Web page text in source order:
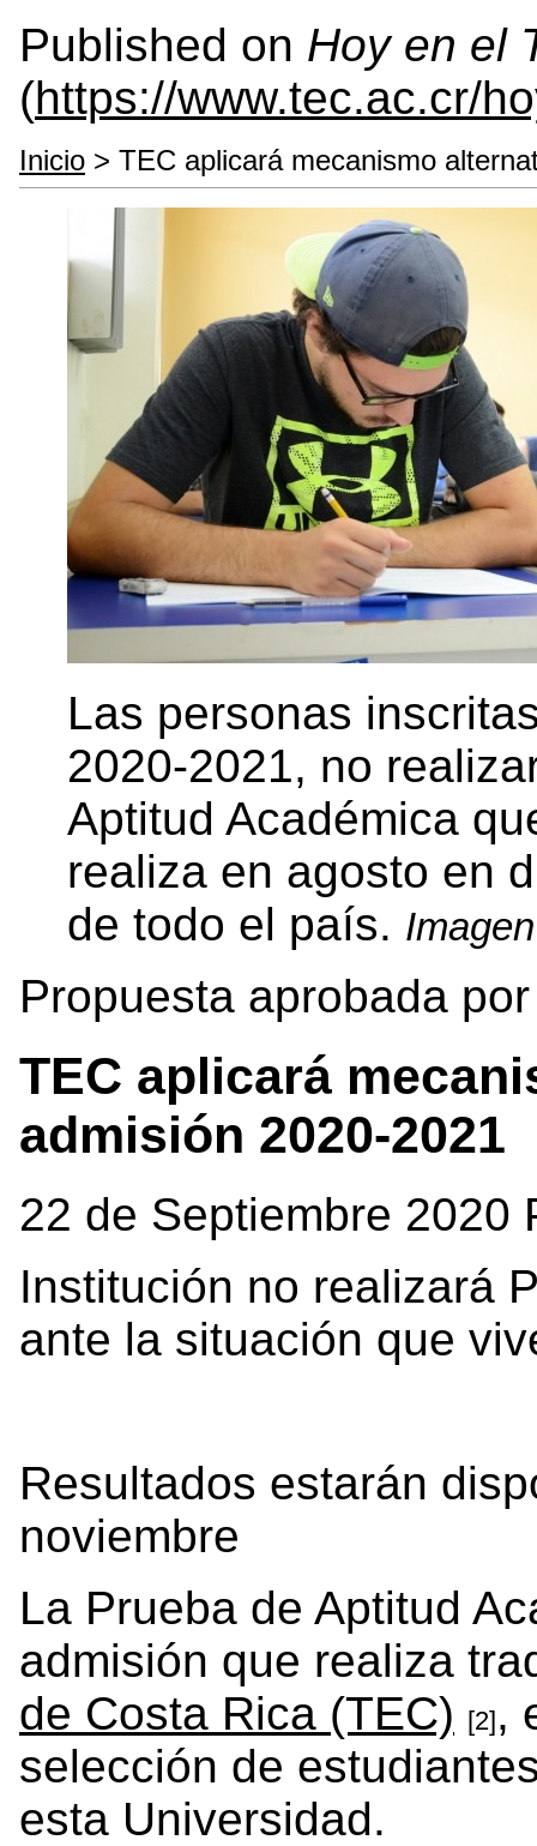
Published on Hoy en el
(https://www.tec.ac.cr/
Inicio > TEC aplicará mecanismo
Las personas
2020-2021, no
Aptitud Académica
realiza en agosto en
de todo el país.
Propuesta aprobada
TEC aplicará
admisión 2020-2021
22 de Septiembre 2020
Institución no realizará
ante la situación que
Resultados estarán
noviembre
La Prueba de Aptitud
admisión que realiza
de Costa Rica (TEC) [2],
selección de
esta Universidad.